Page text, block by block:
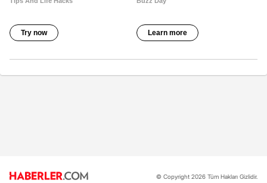
© Copyright 2026 Tüm Hakları Gizlidir.